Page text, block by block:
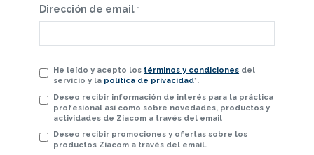
Dirección de email *
He leído y acepto los términos y condiciones del
servicio y la política de privacidad*.
Deseo recibir información de interés para la práctica
profesional así como sobre novedades, productos y
actividades de Ziacom a través del email
Deseo recibir promociones y ofertas sobre los
productos Ziacom a través del email.